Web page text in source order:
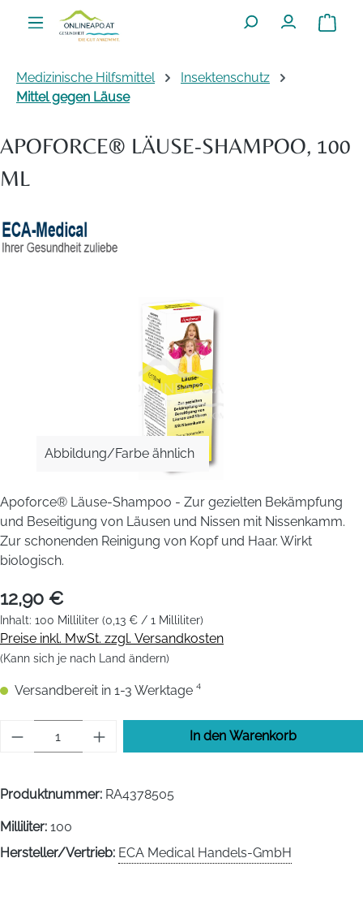
Zum Hauptinhalt springen
Medizinische Hilfsmittel
Insektenschutz
Mittel gegen Läuse
APOFORCE® LÄUSE-SHAMPOO, 100
ML
Bildergalerie überspringen
Abbildung/Farbe ähnlich
Apoforce® Läuse-Shampoo - Zur gezielten Bekämpfung
und Beseitigung von Läusen und Nissen mit Nissenkamm.
Zur schonenden Reinigung von Kopf und Haar. Wirkt
biologisch.
12,90 €
Inhalt: 100 Milliliter (0,13 € / 1 Milliliter)
Preise inkl. MwSt. zzgl. Versandkosten
(Kann sich je nach Land ändern)
Versandbereit in 1-3 Werktage ⁴
Produkt Anzahl: Gib den gewünschten
In den Warenkorb
Produktnummer: RA4378505
Milliliter: 100
Hersteller/Vertrieb: ECA Medical Handels-GmbH